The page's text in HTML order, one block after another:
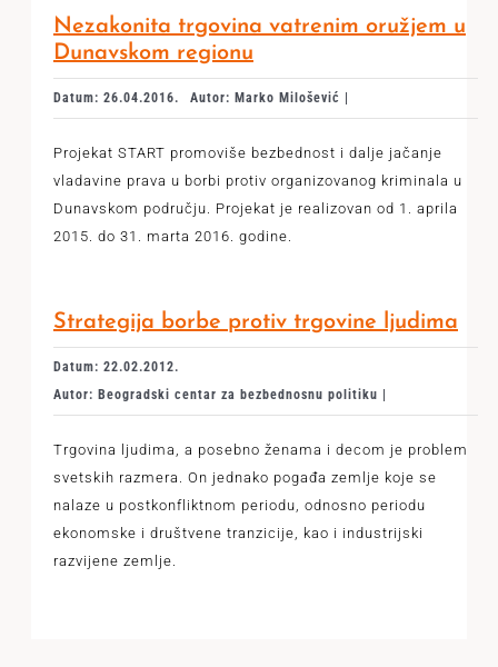
Nezakonita trgovina vatrenim oružjem u
Dunavskom regionu
Datum: 26.04.2016. Autor: Marko Milošević |
Projekat START promoviše bezbednost i dalje jačanje
vladavine prava u borbi protiv organizovanog kriminala u
Dunavskom području. Projekat je realizovan od 1. aprila
2015. do 31. marta 2016. godine.
Strategija borbe protiv trgovine ljudima
Datum: 22.02.2012.
Autor: Beogradski centar za bezbednosnu politiku |
Trgovina ljudima, a posebno ženama i decom je problem
svetskih razmera. On jednako pogađa zemlje koje se
nalaze u postkonfliktnom periodu, odnosno periodu
ekonomske i društvene tranzicije, kao i industrijski
razvijene zemlje.